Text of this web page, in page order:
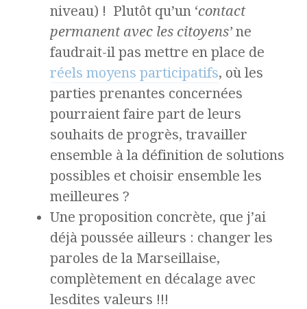
niveau) ! Plutôt qu’un ‘contact
permanent avec les citoyens’ne
faudrait-il pas mettre en place de
réels moyens participatifs, où les
parties prenantes concernées
pourraient faire part de leurs
souhaits de progrès, travailler
ensemble à la définition de solutions
possibles et choisir ensemble les
meilleures ?
Une proposition concrète, que j’ai
déjà poussée ailleurs : changer les
paroles de la Marseillaise,
complètement en décalage avec
lesdites valeurs !!!